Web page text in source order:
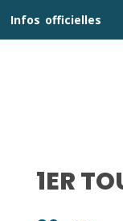
Infos officielles
1ER